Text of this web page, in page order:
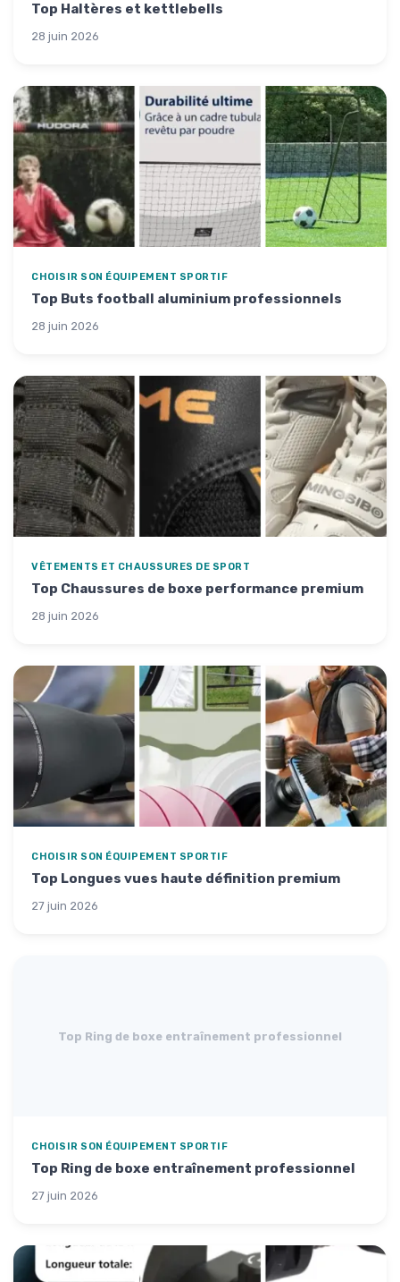
Top Haltères et kettlebells
28 juin 2026
CHOISIR SON ÉQUIPEMENT SPORTIF
Top Buts football aluminium professionnels
28 juin 2026
VÊTEMENTS ET CHAUSSURES DE SPORT
Top Chaussures de boxe performance premium
28 juin 2026
CHOISIR SON ÉQUIPEMENT SPORTIF
Top Longues vues haute définition premium
27 juin 2026
Top Ring de boxe entraînement professionnel
CHOISIR SON ÉQUIPEMENT SPORTIF
Top Ring de boxe entraînement professionnel
27 juin 2026